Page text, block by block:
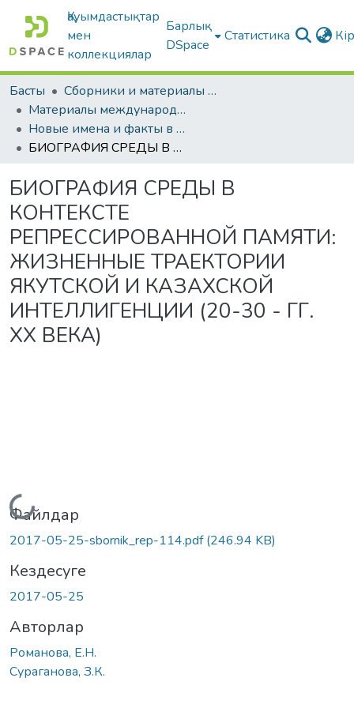
Қауымдастықтар
мен
коллекциялар
Барлық
DSpace
Статистика
Басты
Сборники и материалы конференций
Материалы международных научно-практических конференций
Новые имена и факты в истории массовых политических репрессий в Казахстане и Западной Сибири в 1920-1950-х гг.
БИОГРАФИЯ СРЕДЫ В КОНТЕКСТЕ РЕПРЕССИРОВАННОЙ ПАМЯТИ: ЖИЗНЕННЫЕ ТРАЕКТОРИИ ЯКУТСКОЙ И КАЗАХСКОЙ ИНТЕЛЛИГЕНЦИИ (20-30 - ГГ. ХХ ВЕКА)
БИОГРАФИЯ СРЕДЫ В
КОНТЕКСТЕ
РЕПРЕССИРОВАННОЙ ПАМЯТИ:
ЖИЗНЕННЫЕ ТРАЕКТОРИИ
ЯКУТСКОЙ И КАЗАХСКОЙ
ИНТЕЛЛИГЕНЦИИ (20-30 - ГГ.
ХХ ВЕКА)
Жүктеу...
Файлдар
2017-05-25-sbornik_rep-114.pdf(246.94 KB)
Кездесуге
2017-05-25
Авторлар
Романова, Е.Н.
Сураганова, З.К.